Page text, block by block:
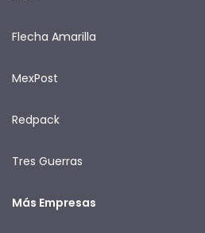
Flecha Amarilla
MexPost
Redpack
Tres Guerras
Más Empresas